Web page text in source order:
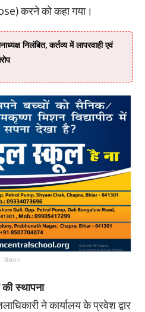
करने को कहा गया।
निलंबित, कर्तव्य में लापरवाही एवं
विज्ञापन
स्थापना
ने कार्यालय के प्रवेश द्वार